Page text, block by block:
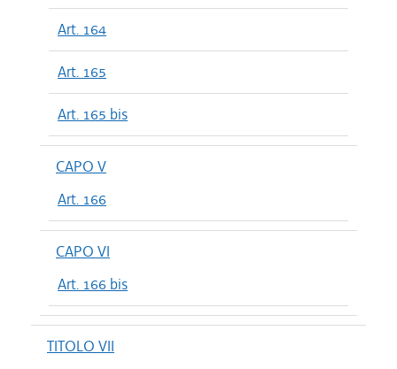
Art. 164
Art. 165
Art. 165 bis
CAPO V
Art. 166
CAPO VI
Art. 166 bis
TITOLO VII